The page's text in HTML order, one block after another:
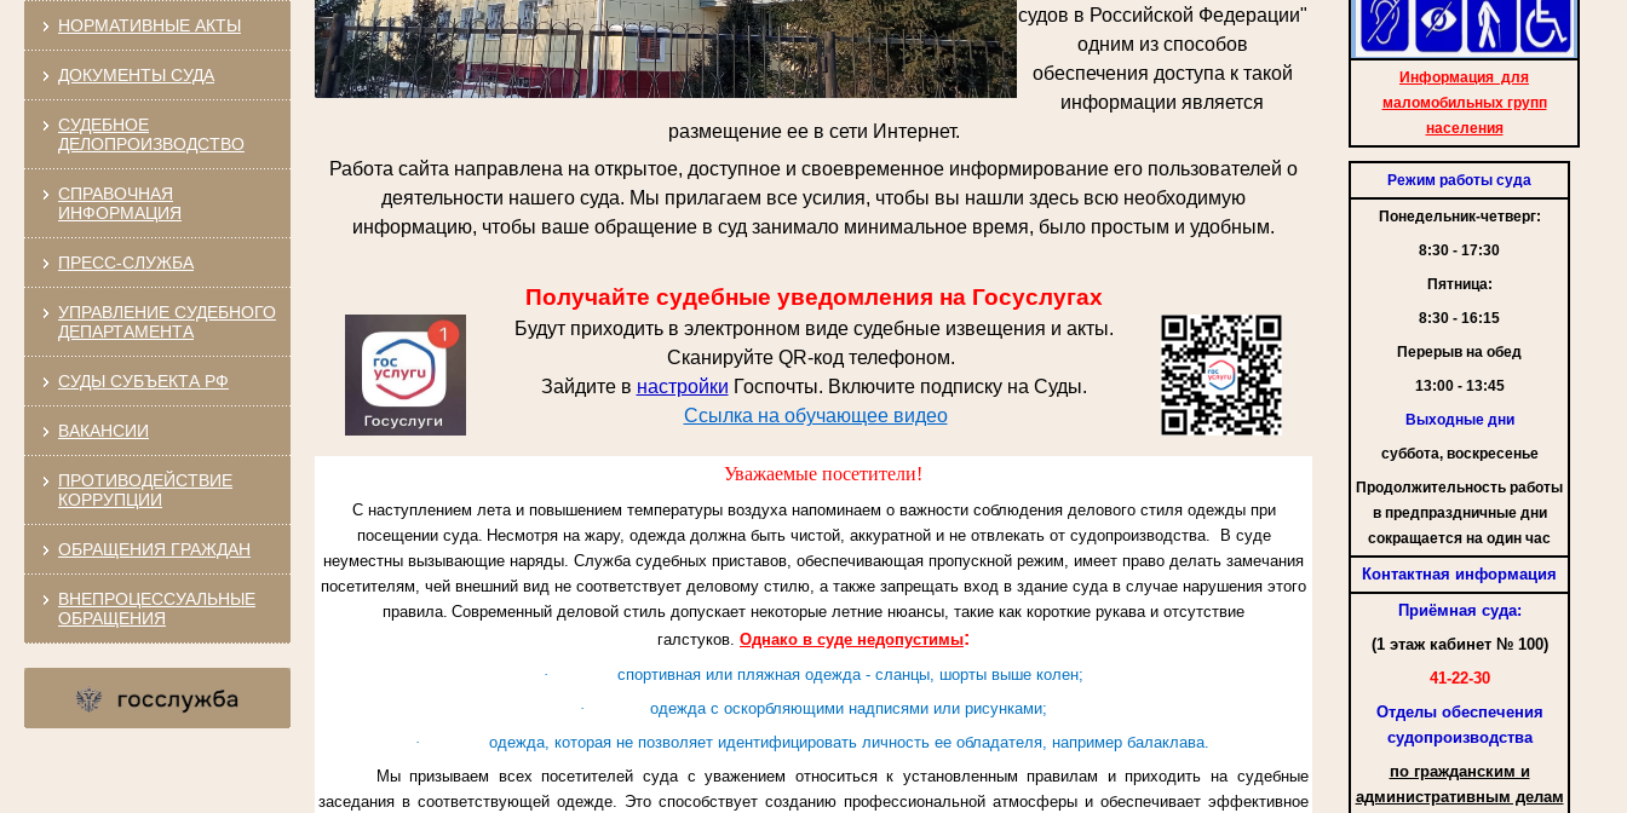
НОРМАТИВНЫЕ АКТЫ
ДОКУМЕНТЫ СУДА
СУДЕБНОЕ
ДЕЛОПРОИЗВОДСТВО
СПРАВОЧНАЯ
ИНФОРМАЦИЯ
ПРЕСС-СЛУЖБА
УПРАВЛЕНИЕ СУДЕБНОГО
ДЕПАРТАМЕНТА
СУДЫ СУБЪЕКТА РФ
ВАКАНСИИ
ПРОТИВОДЕЙСТВИЕ
КОРРУПЦИИ
ОБРАЩЕНИЯ ГРАЖДАН
ВНЕПРОЦЕССУАЛЬНЫЕ
ОБРАЩЕНИЯ
Информация для
маломобильных групп
населения
Режим работы суда
Понедельник-четверг:
8:30 - 17:30
Пятница:
8:30 - 16:15
Перерыв на обед
13:00 - 13:45
Выходные дни
суббота, воскресенье
Продолжительность работы
в предпраздничные дни
сокращается на один час
Контактная информация
Приёмная суда:
(1 этаж кабинет № 100)
41-22-30
Отделы обеспечения
судопроизводства
по гражданским и
административным делам
судов в Российской Федерации"
одним из способов
обеспечения доступа к такой
информации является
размещение ее в сети Интернет.
Работа сайта направлена на открытое, доступное и своевременное информирование его пользователей о
деятельности нашего суда. Мы прилагаем все усилия, чтобы вы нашли здесь всю необходимую
информацию, чтобы ваше обращение в суд занимало минимальное время, было простым и удобным.
Получайте судебные уведомления на Госуслугах
Будут приходить в электронном виде судебные извещения и акты.
Сканируйте QR-код телефоном.
Зайдите в настройки Госпочты. Включите подписку на Суды.
Ссылка на обучающее видео
Уважаемые посетители!
С наступлением лета и повышением температуры воздуха напоминаем о важности соблюдения делового стиля одежды при
посещении суда. Несмотря на жару, одежда должна быть чистой, аккуратной и не отвлекать от судопроизводства. В суде
неуместны вызывающие наряды. Служба судебных приставов, обеспечивающая пропускной режим, имеет право делать замечания
посетителям, чей внешний вид не соответствует деловому стилю, а также запрещать вход в здание суда в случае нарушения этого
правила. Современный деловой стиль допускает некоторые летние нюансы, такие как короткие рукава и отсутствие
галстуков. Однако в суде недопустимы:
·
спортивная или пляжная одежда - сланцы, шорты выше колен;
·
одежда с оскорбляющими надписями или рисунками;
·
одежда, которая не позволяет идентифицировать личность ее обладателя, например балаклава.
Мы призываем всех посетителей суда с уважением относиться к установленным правилам и приходить на судебные
заседания в соответствующей одежде. Это способствует созданию профессиональной атмосферы и обеспечивает эффективное